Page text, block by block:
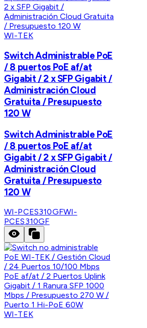
WI-TEK
Switch Administrable PoE
/ 8 puertos PoE af/at
Gigabit / 2 x SFP Gigabit /
Administración Cloud
Gratuita / Presupuesto
120 W
Switch Administrable PoE
/ 8 puertos PoE af/at
Gigabit / 2 x SFP Gigabit /
Administración Cloud
Gratuita / Presupuesto
120 W
WI-PCES310GFWI-
PCES310GF
WI-TEK